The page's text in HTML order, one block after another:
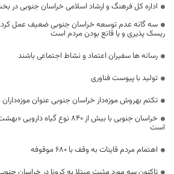
اداره کل فرهنگ و ارشاد اسلامی خراسان جنوبی
سه گانه عدم توسعه خراسان جنوبی ضعیف عمل
ریسک پذیری و یا قانع بودن مردم است
رسانه ها سفیران اعتماد و نشاط اجتماعی باشند
تولید با پیوست فناوری
تکتم بهروش موزه‌دار خراسان جنوبی عنوان
خراسان جنوبی با بیش از ۸۴۰ نوع
است
اهتمام مردم قاینات به وقف با ۶۸۰ موقوفه